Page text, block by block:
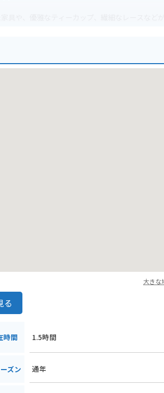
具や、優雅なティーカップ、繊細なレースなどが
大きな
る
時間 1.5時間
ズン 通年